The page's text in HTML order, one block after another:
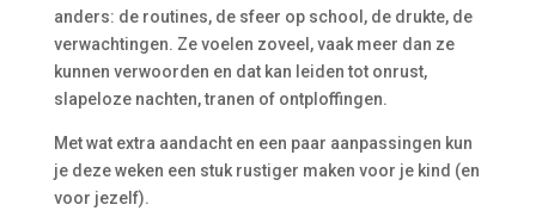
anders: de routines, de sfeer op school, de drukte, de
verwachtingen. Ze voelen zoveel, vaak meer dan ze
kunnen verwoorden en dat kan leiden tot onrust,
slapeloze nachten, tranen of ontploffingen.
Met wat extra aandacht en een paar aanpassingen kun
je deze weken een stuk rustiger maken voor je kind (en
voor jezelf).